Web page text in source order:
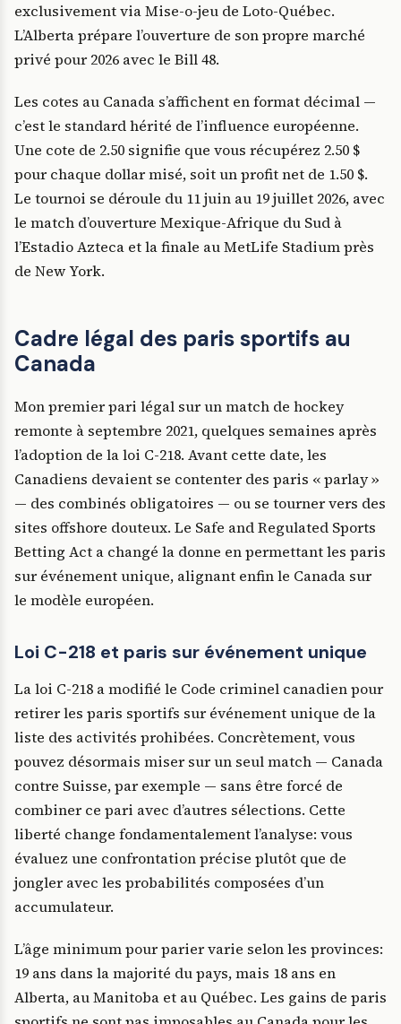
exclusivement via Mise-o-jeu de Loto-Québec.
L’Alberta prépare l’ouverture de son propre marché
privé pour 2026 avec le Bill 48.
Les cotes au Canada s’affichent en format décimal —
c’est le standard hérité de l’influence européenne.
Une cote de 2.50 signifie que vous récupérez 2.50 $
pour chaque dollar misé, soit un profit net de 1.50 $.
Le tournoi se déroule du 11 juin au 19 juillet 2026, avec
le match d’ouverture Mexique-Afrique du Sud à
l’Estadio Azteca et la finale au MetLife Stadium près
de New York.
Cadre légal des paris sportifs au
Canada
Mon premier pari légal sur un match de hockey
remonte à septembre 2021, quelques semaines après
l’adoption de la loi C-218. Avant cette date, les
Canadiens devaient se contenter des paris « parlay »
— des combinés obligatoires — ou se tourner vers des
sites offshore douteux. Le Safe and Regulated Sports
Betting Act a changé la donne en permettant les paris
sur événement unique, alignant enfin le Canada sur
le modèle européen.
Loi C-218 et paris sur événement unique
La loi C-218 a modifié le Code criminel canadien pour
retirer les paris sportifs sur événement unique de la
liste des activités prohibées. Concrètement, vous
pouvez désormais miser sur un seul match — Canada
contre Suisse, par exemple — sans être forcé de
combiner ce pari avec d’autres sélections. Cette
liberté change fondamentalement l’analyse: vous
évaluez une confrontation précise plutôt que de
jongler avec les probabilités composées d’un
accumulateur.
L’âge minimum pour parier varie selon les provinces:
19 ans dans la majorité du pays, mais 18 ans en
Alberta, au Manitoba et au Québec. Les gains de paris